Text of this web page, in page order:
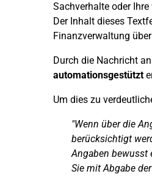
Sachverhalte oder
Der Inhalt dieses
Finanzverwaltung
Durch die Nachricht
automationsgestützt
Um dies zu
"Wenn über die
berücksichtigt
Angaben bewusst
Sie mit Abgabe